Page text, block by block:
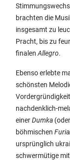
brachten die
insgesamt zu
Pracht, bis zu
finalen Allegro.
Ebenso erlebte
schönsten
nachdenklich-
einerDumka
böhmischen
ursprünglich
schwermütige